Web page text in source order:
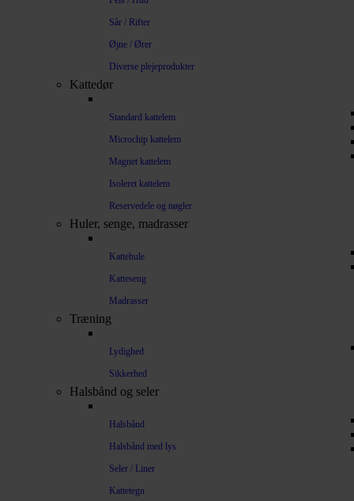
Sår / Rifter
Øjne / Ører
Diverse plejeprodukter
Kattedør
Standard kattelem
Microchip kattelem
Magnet kattelem
Isoleret kattelem
Reservedele og nøgler
Huler, senge, madrasser
Kattehule
Katteseng
Madrasser
Træning
Lydighed
Sikkerhed
Halsbånd og seler
Halsbånd
Halsbånd med lys
Seler / Liner
Kattetegn